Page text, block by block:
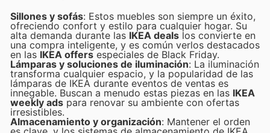
Sillones y sofás: Estos muebles son siempre un éxito,
ofreciendo confort y estilo para cualquier hogar. Su
alta demanda durante las IKEA deals los convierte en
una compra inteligente, y es común verlos destacados
en las IKEA offers especiales de Black Friday.
Lámparas y soluciones de iluminación: La iluminación
transforma cualquier espacio, y la popularidad de las
lámparas de IKEA durante eventos de ventas es
innegable. Buscan a menudo estas piezas en las IKEA
weekly ads para renovar su ambiente con ofertas
irresistibles.
Almacenamiento y organización: Mantener el orden